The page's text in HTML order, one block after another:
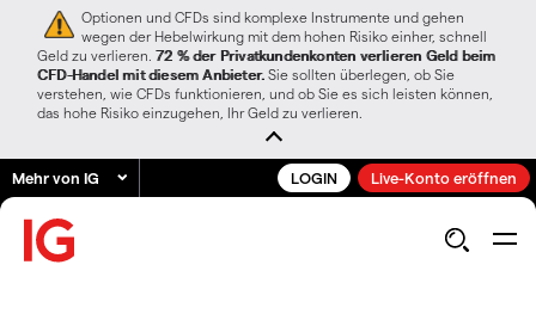
Optionen und CFDs sind komplexe Instrumente und gehen
wegen der Hebelwirkung mit dem hohen Risiko einher, schnell
Geld zu verlieren. 72 % der Privatkundenkonten verlieren Geld beim
CFD-Handel mit diesem Anbieter. Sie sollten überlegen, ob Sie
verstehen, wie CFDs funktionieren, und ob Sie es sich leisten können,
das hohe Risiko einzugehen, Ihr Geld zu verlieren.
Mehr von IG LOGIN Live-Konto eröffnen